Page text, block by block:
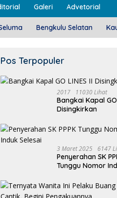
Galeri Advetorial
Bengkulu Selatan
Pos Terpopuler
2017
11030 Lihat
Bangkai Kapal GO
Disingkirkan
3 Maret 2025 6147
Penyerahan SK
Tunggu Nomor